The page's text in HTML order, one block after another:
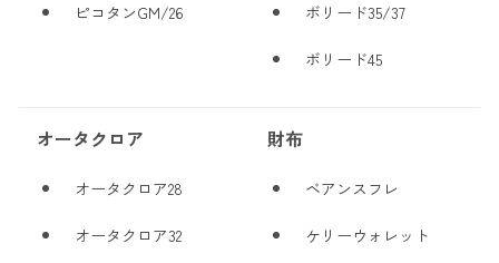
ピコタンGM/26 ボリード35/37
ボリード45
オータクロア
オータクロア28
オータクロア32
財布
ベアンスフレ
ケリーウォレット